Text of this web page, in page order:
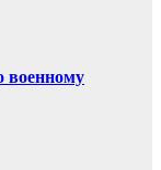
военному